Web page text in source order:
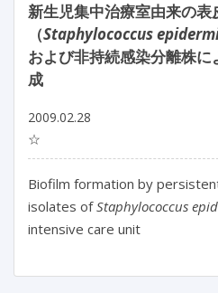
新生児集中治療室由来の
（Staphylococcus
および非持続感染分離株
成
2009.02.28
☆
Biofilm formation by
isolates ofStaphylococcus
intensive care unit